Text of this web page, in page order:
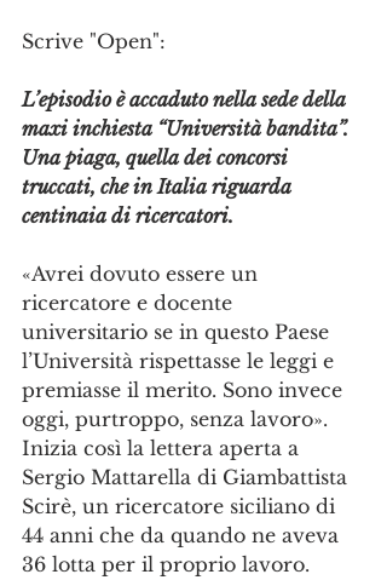
Scrive "Open":
L’episodio è accaduto nella sede della
maxi inchiesta “Università bandita”.
Una piaga, quella dei concorsi
truccati, che in Italia riguarda
centinaia di ricercatori.
«Avrei dovuto essere un
ricercatore e docente
universitario se in questo Paese
l’Università rispettasse le leggi e
premiasse il merito. Sono invece
oggi, purtroppo, senza lavoro».
Inizia così la lettera aperta a
Sergio Mattarella di Giambattista
Scirè, un ricercatore siciliano di
44 anni che da quando ne aveva
36 lotta per il proprio lavoro.